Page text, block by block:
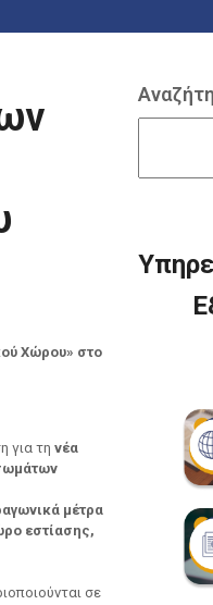
Χώρου» στο
για τη νέα
μέτρα
εστίασης,
σε